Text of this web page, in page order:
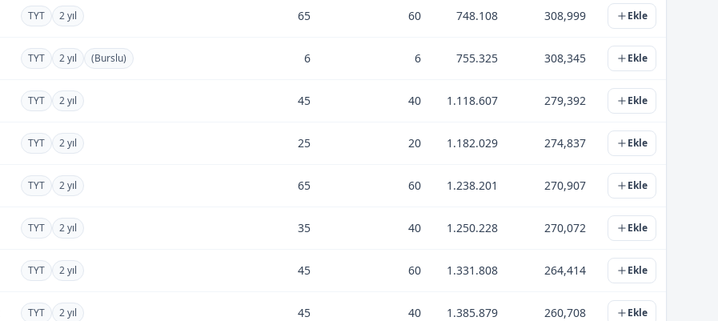
TYT 2 yıl 65 60 748.108 308,999 Ekle
TYT 2 yıl (Burslu) 6 6 755.325 308,345 Ekle
TYT 2 yıl 45 40 1.118.607 279,392 Ekle
TYT 2 yıl 25 20 1.182.029 274,837 Ekle
TYT 2 yıl 65 60 1.238.201 270,907 Ekle
TYT 2 yıl 35 40 1.250.228 270,072 Ekle
TYT 2 yıl 45 60 1.331.808 264,414 Ekle
TYT 2 yıl 45 40 1.385.879 260,708 Ekle